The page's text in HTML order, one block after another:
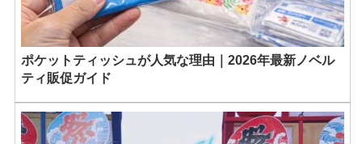
ポケットティッシュが人気な理由｜2026年最新ノベル
ティ販促ガイド